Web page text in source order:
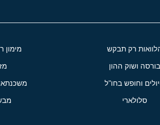
רק תבקש מימון
בורסה ושוק ההון
וחופש בחו"ל
סלולארי